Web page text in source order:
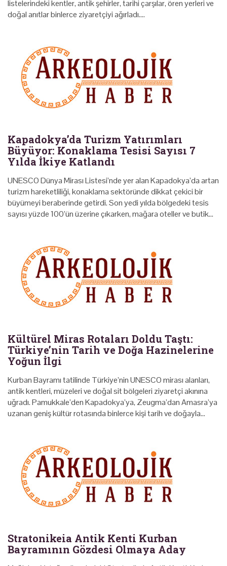
listelerindeki kentler, antik şehirler, tarihi çarşılar, ören yerleri ve
doğal anıtlar binlerce ziyaretçiyi ağırladı.…
Kapadokya’da Turizm Yatırımları
Büyüyor: Konaklama Tesisi Sayısı 7
Yılda İkiye Katlandı
UNESCO Dünya Mirası Listesi’nde yer alan Kapadokya’da artan
turizm hareketliliği, konaklama sektöründe dikkat çekici bir
büyümeyi beraberinde getirdi. Son yedi yılda bölgedeki tesis
sayısı yüzde 100’ün üzerine çıkarken, mağara oteller ve butik…
Kültürel Miras Rotaları Doldu Taştı:
Türkiye’nin Tarih ve Doğa Hazinelerine
Yoğun İlgi
Kurban Bayramı tatilinde Türkiye’nin UNESCO mirası alanları,
antik kentleri, müzeleri ve doğal sit bölgeleri ziyaretçi akınına
uğradı. Pamukkale’den Kapadokya’ya, Zeugma’dan Amasra’ya
uzanan geniş kültür rotasında binlerce kişi tarih ve doğayla…
Stratonikeia Antik Kenti Kurban
Bayramının Gözdesi Olmaya Aday